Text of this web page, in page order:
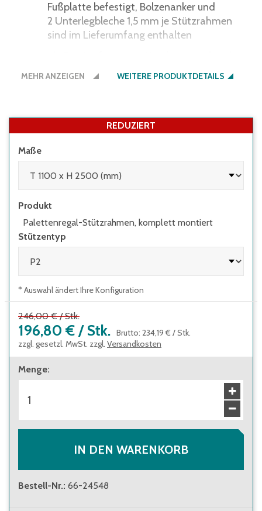
Fußplatte befestigt, Bolzenanker und
2 Unterlegbleche 1,5 mm je Stützrahmen
sind im Lieferumfang enthalten
Ausführung, komplett montiert
MEHR ANZEIGEN WEITERE PRODUKTDETAILS
REDUZIERT
Maße
Produkt
Palettenregal-Stützrahmen, komplett montiert
Stützentyp
* Auswahl ändert Ihre Konfiguration
246,00 € /Stk.
196,80 € / Stk. Brutto: 234,19 € /Stk.
zzgl. gesetzl. MwSt. zzgl. Versandkosten
Menge:
IN DEN WARENKORB
Bestell-Nr.: 66-24548